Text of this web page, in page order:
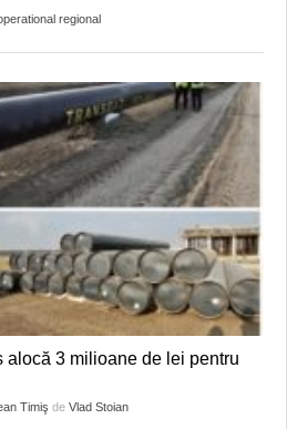
regional
3 milioane de lei pentru
Timiş de Vlad Stoian